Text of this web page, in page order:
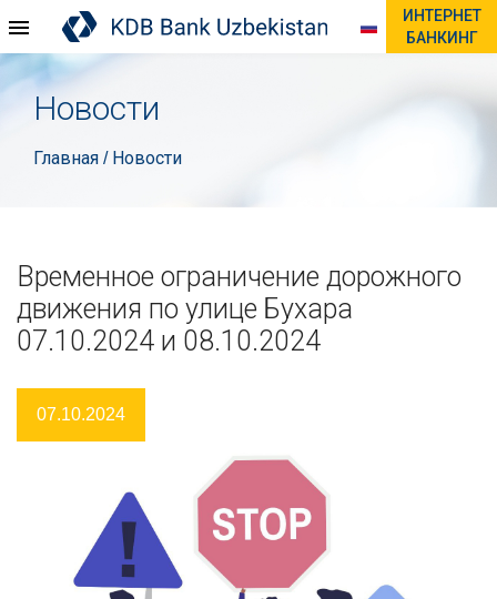
ИНТЕРНЕТ
БАНКИНГ
Новости
Главная / Новости
Временное ограничение дорожного
движения по улице Бухара
07.10.2024 и 08.10.2024
07.10.2024